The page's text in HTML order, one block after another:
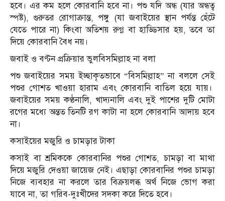
হবে। এর কম হলে কোরবানি হবে না। পশু যদি অন্ধ (যার অন্ধত্ব
স্পষ্ট), গুরুতর রোগাক্রান্ত, পঙ্গু (যা জবাইয়ের স্থান পর্যন্ত হেঁটে
যেতে পারে না) কিংবা অতিশয় রুগ্ন বা হাড্ডিসার হয়, তবে তা
দিয়ে কোরবানি বৈধ নয়।
জবাই ও বণ্টন প্রক্রিয়ার ভুলবিসমিল্লাহ না বলা
পশু জবাইয়ের সময় ইচ্ছাকৃতভাবে “বিসমিল্লাহ” না বললে সেই
পশুর গোশত খাওয়া হারাম এবং কোরবানি বাতিল হয়ে যায়।
জবাইয়ের সময় কণ্ঠনালি, খাদ্যনালি এবং দুই পাশের দুটি মোটা
রগের মধ্যে অন্তত তিনটি রগ কাটা না হলে কোরবানি আদায় হবে
না।
কসাইয়ের মজুরি ও চামড়ার টাকা
কসাই বা শ্রমিককে কোরবানির পশুর গোশত, চামড়া বা মাথা
দিয়ে মজুরি দেওয়া জায়েজ নেই। এছাড়া কোরবানির পশুর চামড়া
নিজে ব্যবহার না করলে তার বিক্রয়লব্ধ অর্থ নিজে ভোগ করা
যাবে না, তা গরিব-দুঃখীদের সদকা করে দিতে হবে।